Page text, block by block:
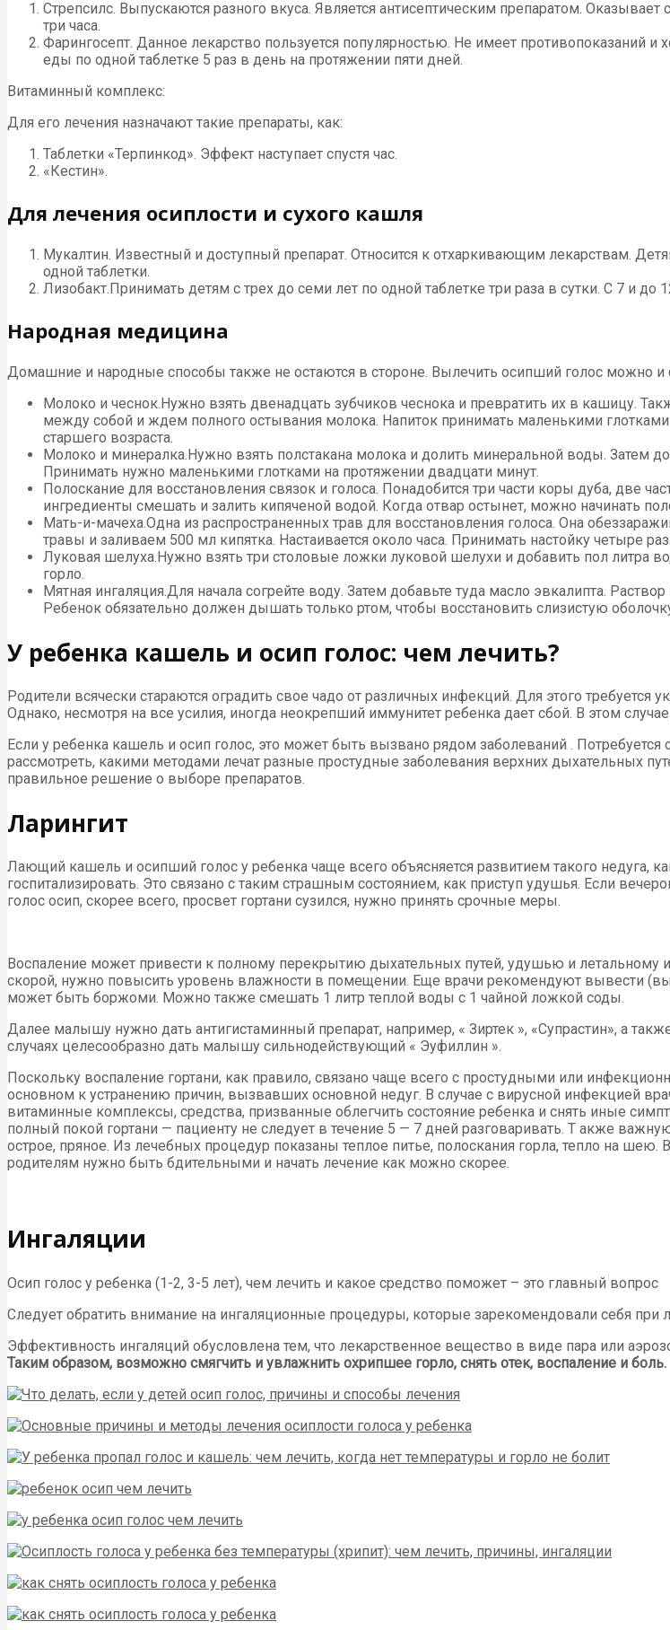
Стрепсилс. Выпускаются разного вкуса. Является антисептическим препаратом.
три часа.
Фарингосепт. Данное лекарство пользуется популярностью. Не имеет противопоказаний
еды по одной таблетке 5 раз в день на протяжении пяти дней.
Витаминный комплекс:
Для его лечения назначают такие препараты, как:
Таблетки «Терпинкод». Эффект наступает спустя час.
«Кестин».
Для лечения осиплости и сухого кашля
Мукалтин. Известный и доступный препарат. Относится к отхаркивающим лекарствам.
одной таблетки.
Лизобакт.Принимать детям с трех до семи лет по одной таблетке три раза в сутки. С 7 и до
Народная медицина
Домашние и народные способы также не остаются в стороне. Вылечить осипший голос можно и
Молоко и чеснок.Нужно взять двенадцать зубчиков чеснока и превратить их в кашицу.
между собой и ждем полного остывания молока. Напиток принимать маленькими
старшего возраста.
Молоко и минералка.Нужно взять полстакана молока и долить минеральной воды. Затем
Принимать нужно маленькими глотками на протяжении двадцати минут.
Полоскание для восстановления связок и голоса. Понадобится три части коры дуба,
ингредиенты смешать и залить кипяченой водой. Когда отвар остынет, можно начинать
Мать-и-мачеха.Одна из распространенных трав для восстановления голоса. Она
травы и заливаем 500 мл кипятка. Настаивается около часа. Принимать настойку четыре
Луковая шелуха.Нужно взять три столовые ложки луковой шелухи и добавить пол литра
горло.
Мятная ингаляция.Для начала согрейте воду. Затем добавьте туда масло эвкалипта.
Ребенок обязательно должен дышать только ртом, чтобы восстановить слизистую
У ребенка кашель и осип голос: чем лечить?
Родители всячески стараются оградить свое чадо от различных инфекций. Для этого
Однако, несмотря на все усилия, иногда неокрепший иммунитет ребенка дает сбой. В этом
Если у ребенка кашель и осип голос, это может быть вызвано рядом заболеваний . Потребуется
рассмотреть, какими методами лечат разные простудные заболевания верхних дыхательных
правильное решение о выборе препаратов.
Ларингит
Лающий кашель и осипший голос у ребенка чаще всего объясняется развитием такого недуга,
госпитализировать. Это связано с таким страшным состоянием, как приступ удушья. Если
голос осип, скорее всего, просвет гортани сузился, нужно принять срочные меры.
Воспаление может привести к полному перекрытию дыхательных путей, удушью и летальному
скорой, нужно повысить уровень влажности в помещении. Еще врачи рекомендуют вывести
может быть боржоми. Можно также смешать 1 литр теплой воды с 1 чайной ложкой соды.
Далее малышу нужно дать антигистаминный препарат, например, « Зиртек », «Супрастин», а
случаях целесообразно дать малышу сильнодействующий « Эуфиллин ».
Поскольку воспаление гортани, как правило, связано чаще всего с простудными или
основном к устранению причин, вызвавших основной недуг. В случае с вирусной инфекцией
витаминные комплексы, средства, призванные облегчить состояние ребенка и снять иные
полный покой гортани — пациенту не следует в течение 5 — 7 дней разговаривать. Т акже
острое, пряное. Из лечебных процедур показаны теплое питье, полоскания горла, тепло на шею.
родителям нужно быть бдительными и начать лечение как можно скорее.
Ингаляции
Осип голос у ребенка (1-2, 3-5 лет), чем лечить и какое средство поможет – это главный вопрос
Следует обратить внимание на ингаляционные процедуры, которые зарекомендовали себя при
Эффективность ингаляций обусловлена тем, что лекарственное вещество в виде пара или
Таким образом, возможно смягчить и увлажнить охрипшее горло, снять отек, воспаление и боль.